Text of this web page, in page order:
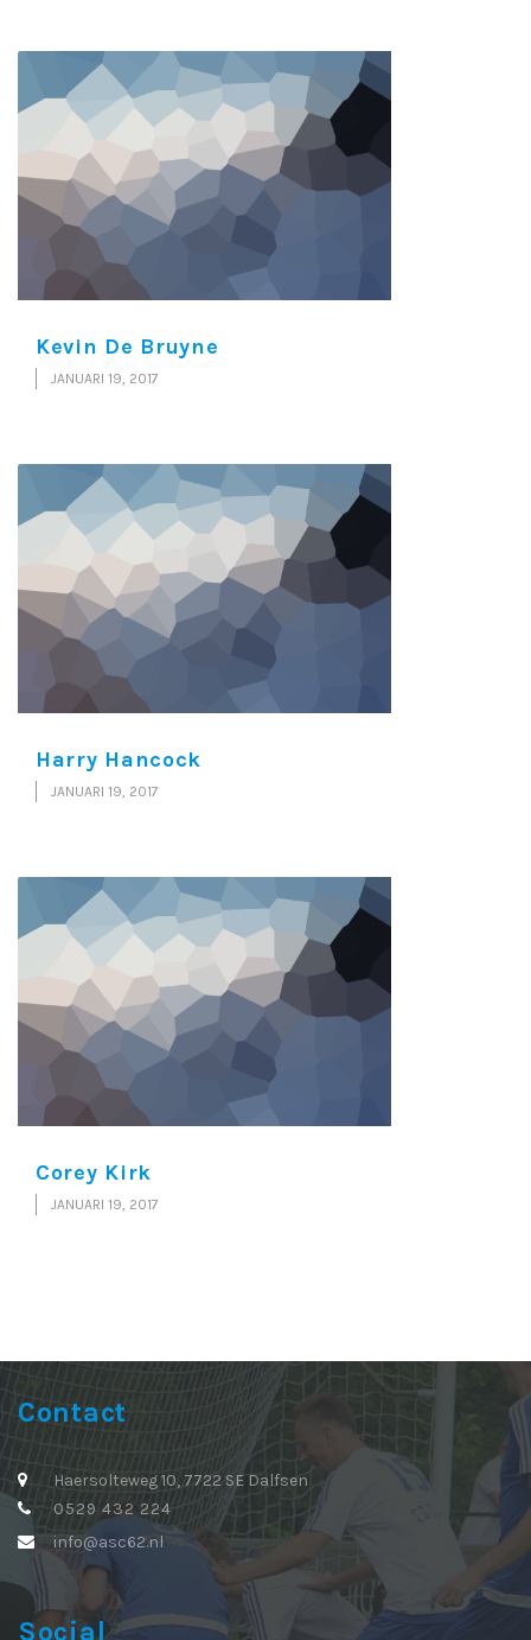
Kevin De Bruyne
JANUARI 19, 2017
Harry Hancock
JANUARI 19, 2017
Corey Kirk
JANUARI 19, 2017
Contact
Haersolteweg 10, 7722 SE Dalfsen
0529 432 224
info@asc62.nl
Social